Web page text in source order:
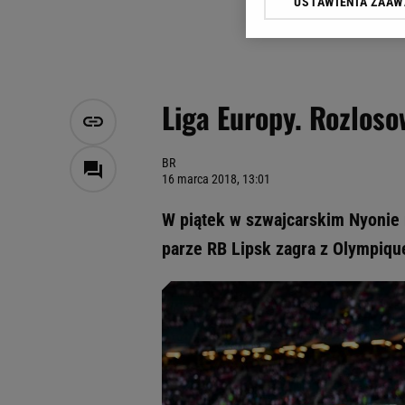
Liga Europy.
BR
16 marca 2018, 13:01
W piątek w szwajcarskim
parze RB Lipsk zagra z
Klikając „Akceptuję”
Zaufanych Partnerów i
My, nasi Zaufani
Użycie dokładnych
badnie odbiorców i